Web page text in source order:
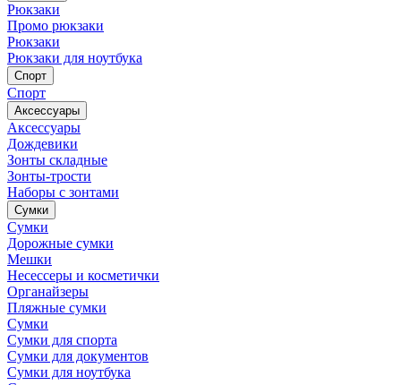
Рюкзаки
Промо рюкзаки
Рюкзаки
Рюкзаки для ноутбука
Спорт
Спорт
Аксессуары
Аксессуары
Дождевики
Зонты складные
Зонты-трости
Наборы с зонтами
Сумки
Сумки
Дорожные сумки
Мешки
Несессеры и косметички
Органайзеры
Пляжные сумки
Сумки
Сумки для спорта
Сумки для документов
Сумки для ноутбука